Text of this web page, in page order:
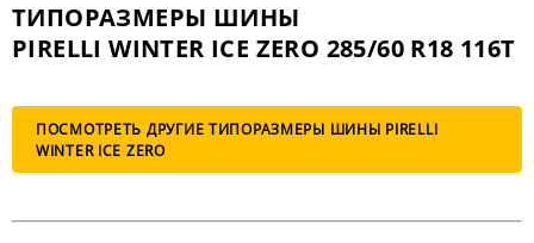
ТИПОРАЗМЕРЫ ШИНЫ
PIRELLI WINTER ICE ZERO 285/60 R18 116T
ПОСМОТРЕТЬ ДРУГИЕ ТИПОРАЗМЕРЫ ШИНЫ PIRELLI
WINTER ICE ZERO